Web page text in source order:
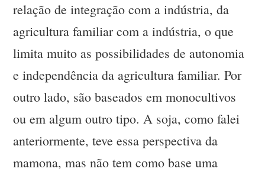
relação de integração com a indústria, da
agricultura familiar com a indústria, o que
limita muito as possibilidades de autonomia
e independência da agricultura familiar. Por
outro lado, são baseados em monocultivos
ou em algum outro tipo. A soja, como falei
anteriormente, teve essa perspectiva da
mamona, mas não tem como base uma